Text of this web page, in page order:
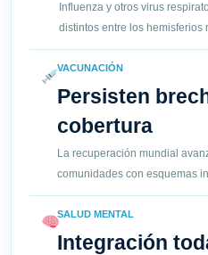
Influenza y otros virus
distintos entre los hemisferios
VACUNACIÓN
Persisten
cobertura
La recuperación mundial
comunidades con esquemas
SALUD MENTAL
Integración